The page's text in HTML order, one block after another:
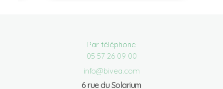
Par téléphone
05 57 26 09 00
info@bivea.com
6 rue du Solarium